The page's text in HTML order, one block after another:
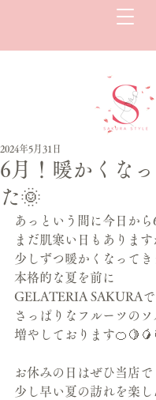
6月！暖かくな
た🌞
2024年5月31日
あっという間に今日から
まだ肌寒い日もあります
少しずつ暖かくなって
本格的な夏を前に
GELATERIA SAKURA
さっぱりなフルーツの
増やしております
お休みの日はぜひ当店で
少し早い夏の訪れを楽し